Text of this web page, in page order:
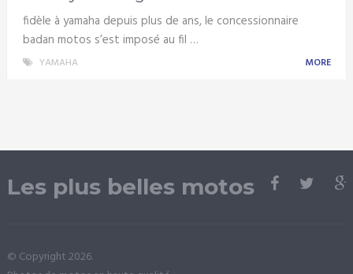
fidèle à yamaha depuis plus de ans, le concessionnaire
badan motos s’est imposé au fil …
YAMAHA MORE
Les plus belles motos
© Copyright 2026.